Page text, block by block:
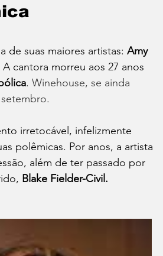
de suas maiores artistas: Amy
A cantora morreu aos 27 anos
. Winehouse, se ainda
irretocável, infelizmente
polêmicas. Por anos, a artista
além de ter passado por
Blake Fielder-Civil.